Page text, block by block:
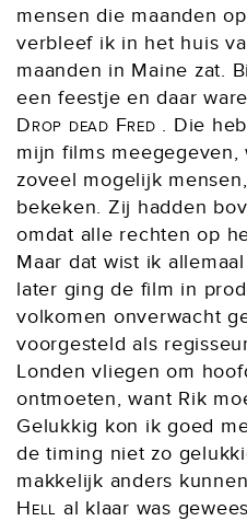
mensen die maanden
verbleef ik in het huis
maanden in Maine zat.
een feestje en daar
Drop dead Fred . Die
mijn films
zoveel mogelijk
bekeken. Zij hadden
omdat alle rechten op
Maar dat wist ik
later ging de film in
volkomen onverwacht
voorgesteld als
Londen vliegen om
ontmoeten, want Rik
Gelukkig kon ik goed
de timing niet zo
makkelijk anders
Hell al klaar was